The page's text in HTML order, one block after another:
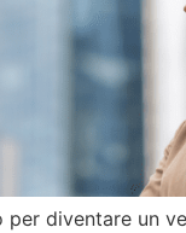
diventare un